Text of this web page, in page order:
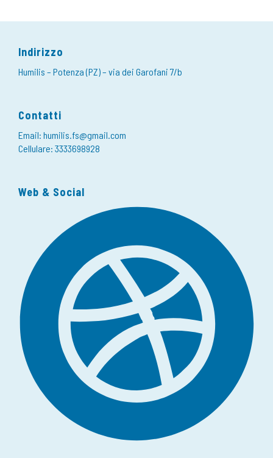
Indirizzo
Humilis – Potenza (PZ) – via dei Garofani 7/b
Contatti
Email: humilis.fs@gmail.com
Cellulare: 3333698928
Web & Social